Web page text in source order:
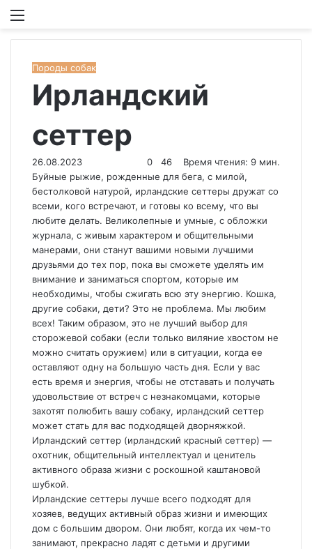
Породы собак
Ирландский
сеттер
26.08.2023 0 46
Время чтения: 9 мин.
Буйные рыжие, рожденные для бега, с милой,
бестолковой натурой, ирландские сеттеры дружат со
всеми, кого встречают, и готовы ко всему, что вы
любите делать. Великолепные и умные, с обложки
журнала, с живым характером и общительными
манерами, они станут вашими новыми лучшими
друзьями до тех пор, пока вы сможете уделять им
внимание и заниматься спортом, которые им
необходимы, чтобы сжигать всю эту энергию. Кошка,
другие собаки, дети? Это не проблема. Мы любим
всех! Таким образом, это не лучший выбор для
сторожевой собаки (если только виляние хвостом не
можно считать оружием) или в ситуации, когда ее
оставляют одну на большую часть дня. Если у вас
есть время и энергия, чтобы не отставать и получать
удовольствие от встреч с незнакомцами, которые
захотят полюбить вашу собаку, ирландский сеттер
может стать для вас подходящей дворняжкой.
Ирландский сеттер (ирландский красный сеттер) —
охотник, общительный интеллектуал и ценитель
активного образа жизни с роскошной каштановой
шубкой.
Ирландские сеттеры лучше всего подходят для
хозяев, ведущих активный образ жизни и имеющих
дом с большим двором. Они любят, когда их чем-то
занимают, прекрасно ладят с детьми и другими